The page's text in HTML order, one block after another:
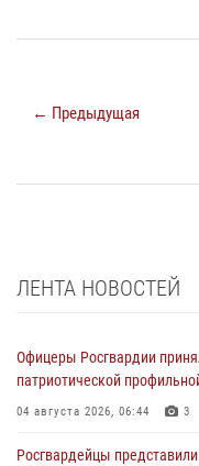
← Предыдущая
ЛЕНТА НОВОСТЕЙ
Офицеры Росгвардии
патриотической
04 августа 2026, 06:44 3
Росгвардейцы